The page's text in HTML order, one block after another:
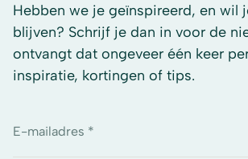
Hebben we je geïnspireerd, en wil
blijven? Schrijf je dan in voor de
ontvangt dat ongeveer één keer
inspiratie, kortingen of tips.
E-mailadres *